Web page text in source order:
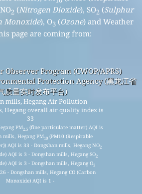
2 (Nitrogen Dioxide), SO2 (Sulphur
Monoxide), O3 (Ozone) and Weather
page are coming from:
Observer Program (CWOP/APRS)
Protection Agency (黑龙江省
质量实时发布平台)
mills, Hegang Air Pollution
Hegang overall air quality index is
33
PM2.5 (fine particulate matter) AQI is
mills, Hegang PM10 (PM10 (Respirable
AQI is 33 - Dongshan mills, Hegang NO2
AQI is 3 - Dongshan mills, Hegang SO2
AQI is 3 - Dongshan mills, Hegang O3
- Dongshan mills, Hegang CO (Carbon
Monoxide) AQI is 1 -